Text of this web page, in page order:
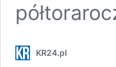
KR24.pl